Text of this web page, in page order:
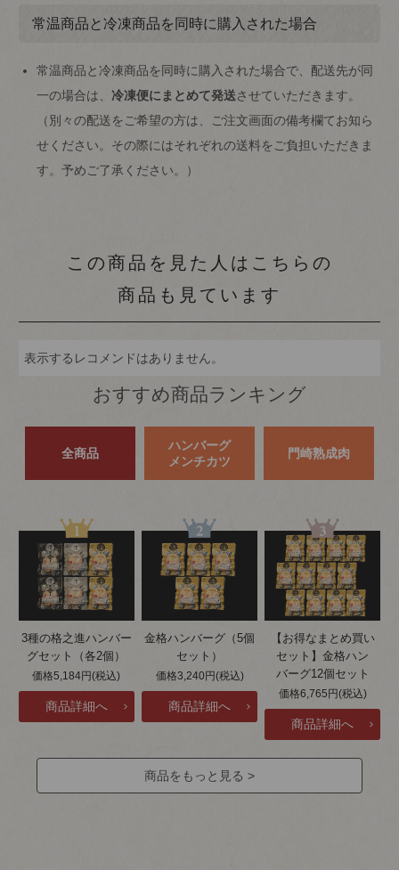
常温商品と冷凍商品を同時に購入された場合
常温商品と冷凍商品を同時に購入された場合で、配送先が同
一の場合は、冷凍便にまとめて発送させていただきます。
（別々の配送をご希望の方は、ご注文画面の備考欄てお知ら
せください。その際にはそれぞれの送料をご負担いただきま
す。予めご了承ください。）
この商品を見た人はこちらの
商品も見ています
表示するレコメンドはありません。
おすすめ商品ランキング
全商品
ハンバーグ
メンチカツ
門崎熟成肉
3種の格之進ハンバー
グセット（各2個）
価格5,184円(税込)
金格ハンバーグ（5個
セット）
価格3,240円(税込)
【お得なまとめ買い
セット】金格ハン
バーグ12個セット
価格6,765円(税込)
商品をもっと見る >